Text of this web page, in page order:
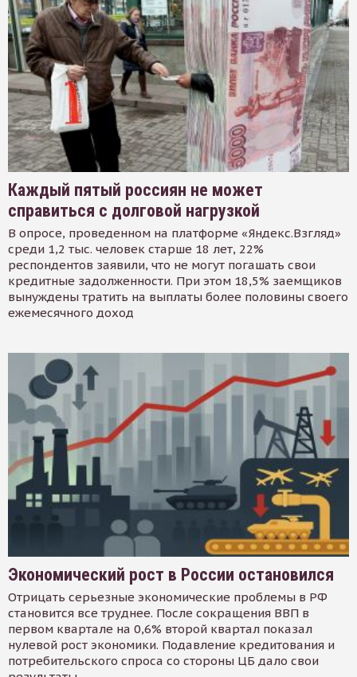
Каждый пятый россиян не может
справиться с долговой нагрузкой
В опросе, проведенном на платформе «Яндекс.Взгляд»
среди 1,2 тыс. человек старше 18 лет, 22%
респондентов заявили, что не могут погашать свои
кредитные задолженности. При этом 18,5% заемщиков
вынуждены тратить на выплаты более половины своего
ежемесячного доход
Экономический рост в России остановился
Отрицать серьезные экономические проблемы в РФ
становится все труднее. После сокращения ВВП в
первом квартале на 0,6% второй квартал показал
нулевой рост экономики. Подавление кредитования и
потребительского спроса со стороны ЦБ дало свои